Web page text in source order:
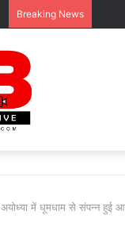
Breaking News
अयोध्या में धूमधाम से संपन्न हुई आठ